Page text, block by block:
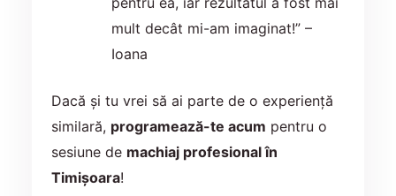
mult decât mi-am imaginat!” –
Ioana
Dacă și tu vrei să ai parte de o experiență
similară, programează-te acum pentru o
sesiune de machiaj profesional în
Timișoara!